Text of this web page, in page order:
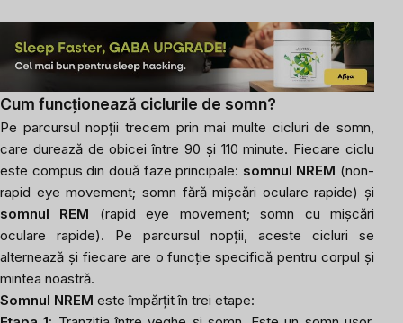
Cum funcționează ciclurile de somn?
Pe parcursul nopții trecem prin mai multe cicluri de somn,
care durează de obicei între 90 și 110 minute. Fiecare ciclu
este compus din două faze principale: somnul NREM (non-
rapid eye movement; somn fără mișcări oculare rapide) și
somnul REM (rapid eye movement; somn cu mișcări
oculare rapide). Pe parcursul nopții, aceste cicluri se
alternează și fiecare are o funcție specifică pentru corpul și
mintea noastră.
Somnul NREM este împărțit în trei etape: